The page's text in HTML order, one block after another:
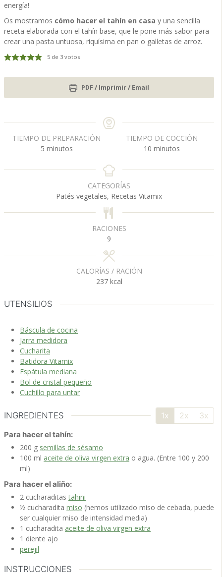
energía!
Os mostramos cómo hacer el tahín en casa y una sencilla
receta elaborada con el tahín base, que le pone más sabor para
crear una pasta untuosa, riquísima en pan o galletas de arroz.
5de 3votos
PDF / Imprimir / Email
TIEMPO DE PREPARACIÓN
5m
n
s
minutos
TIEMPO DE COCCIÓN
10m
n
o
s
minutos
CATEGORÍAS
Patés vegetales, Recetas Vitamix
RACIONES
9
CALORÍAS / RACIÓN
237 kcal
UTENSILIOS
Báscula de cocina
Jarra medidora
Cucharita
Batidora Vitamix
Espátula mediana
Bol de cristal pequeño
Cuchillo para untar
INGREDIENTES 1x 2x 3x
Para hacer el tahín:
200 g semillas de sésamo
100 ml aceite de oliva virgen extra o agua. (Entre 100 y 200
ml)
Para hacer el aliño:
2 cucharaditastahini
½ cucharadita miso (hemos utilizado miso de cebada, puede
ser cualquier miso de intensidad media)
1 cucharadita aceite de oliva virgen extra
1 diente ajo
perejil
INSTRUCCIONES